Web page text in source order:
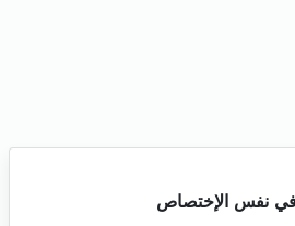
نفس الإختصاص